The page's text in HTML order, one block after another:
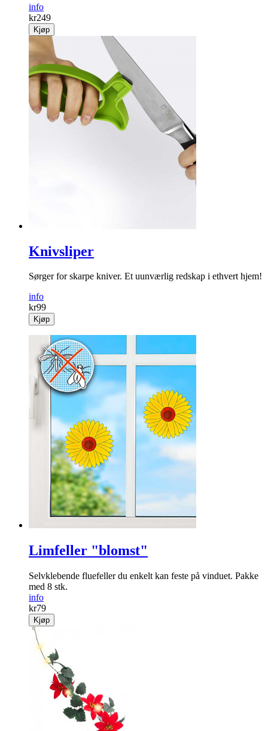
info
kr249
Kjøp
Knivsliper
Sørger for skarpe kniver. Et uunværlig redskap i ethvert hjem!
info
kr99
Kjøp
Limfeller "blomst"
Selv­klebende flue­feller du enkelt kan feste på vinduet. Pakke
med 8 stk.
info
kr79
Kjøp